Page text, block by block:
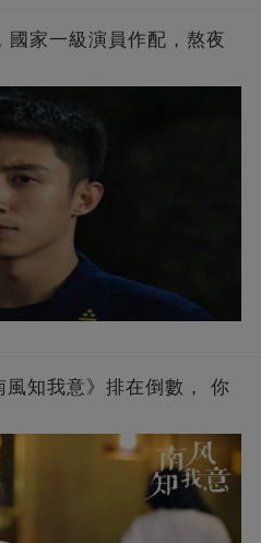
國家一級演員作配，熬夜
知我意》排在倒數， 你